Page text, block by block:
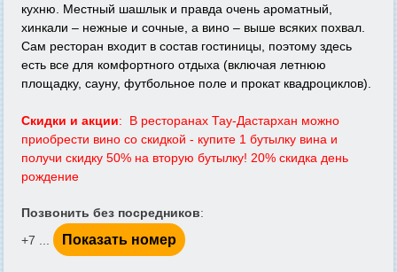
кухню. Местный шашлык и правда очень ароматный,
хинкали – нежные и сочные, а вино – выше всяких похвал.
Сам ресторан входит в состав гостиницы, поэтому здесь
есть все для комфортного отдыха (включая летнюю
площадку, сауну, футбольное поле и прокат квадроциклов).
Скидки и акции: В ресторанах Тау-Дастархан можно
приобрести вино со скидкой - купите 1 бутылку вина и
получи скидку 50% на вторую бутылку! 20% скидка день
рождение
Позвонить без посредников:
+7 ...
Показать номер